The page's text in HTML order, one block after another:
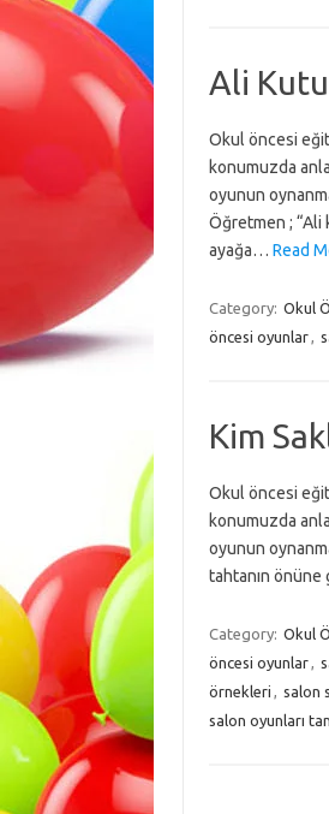
Ali
Okul öncesi
konumuzda
oyunun
Öğretmen ; “Ali
ayağa… Read
Category: Okul
öncesi oyunlar,
Kim
Okul öncesi
konumuzda
oyunun
tahtanın
Category: Okul
öncesi oyunlar,
örnekleri , salon
salon oyunları